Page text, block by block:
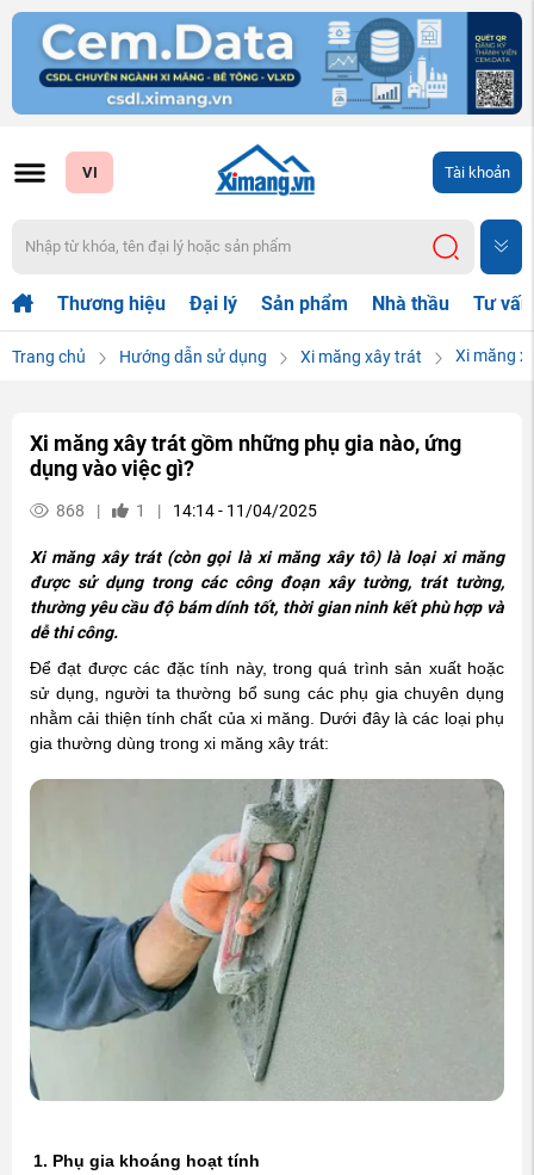
VI Tài khoản
Thương hiệu Đại lý Sản phẩm Nhà thầu Tư
Trang chủ Hướng dẫn sử dụng Xi măng xây trát Xi măng
Xi măng xây trát gồm những phụ gia nào, ứng
dụng vào việc gì?
868 | 1 | 14:14 - 11/04/2025
Xi măng xây trát (còn gọi là xi măng xây tô) là loại xi măng
được sử dụng trong các công đoạn xây tường, trát tường,
thường yêu cầu độ bám dính tốt, thời gian ninh kết phù hợp và
dễ thi công.
Để đạt được các đặc tính này, trong quá trình sản xuất hoặc
sử dụng, người ta thường bổ sung các phụ gia chuyên dụng
nhằm cải thiện tính chất của xi măng. Dưới đây là các loại phụ
gia thường dùng trong xi măng xây trát:
1. Phụ gia khoáng hoạt tính